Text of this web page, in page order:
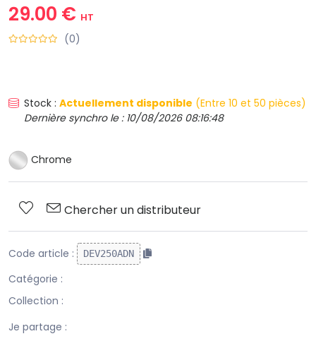
29.00 € HT
(0)
Stock : Actuellement disponible (Entre 10 et 50 pièces)
Dernière synchro le : 10/08/2026 08:16:48
Chrome
Chercher un distributeur
Code article : DEV250ADN
Catégorie :
Collection :
Je partage :